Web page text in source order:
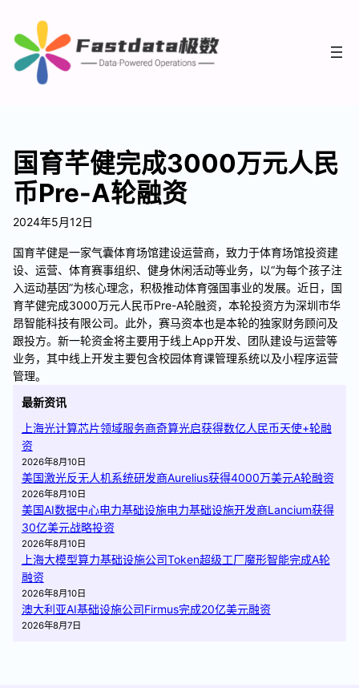
国育芊健完成3000万元人民
币Pre-A轮融资
2024年5月12日
国育芊健是一家气囊体育场馆建设运营商，致力于体育场馆投资建
设、运营、体育赛事组织、健身休闲活动等业务，以“为每个孩子注
入运动基因”为核心理念，积极推动体育强国事业的发展。近日，国
育芊健完成3000万元人民币Pre-A轮融资，本轮投资方为深圳市华
昂智能科技有限公司。此外，赛马资本也是本轮的独家财务顾问及
跟投方。新一轮资金将主要用于线上App开发、团队建设与运营等
业务，其中线上开发主要包含校园体育课管理系统以及小程序运营
管理。
最新资讯
上海光计算芯片领域服务商奇算光启获得数亿人民币天使+轮融
资
2026年8月10日
美国激光反无人机系统研发商Aurelius获得4000万美元A轮融资
2026年8月10日
美国AI数据中心电力基础设施电力基础设施开发商Lancium获得
30亿美元战略投资
2026年8月10日
上海大模型算力基础设施公司Token超级工厂魔形智能完成A轮
融资
2026年8月10日
澳大利亚AI基础设施公司Firmus完成20亿美元融资
2026年8月7日